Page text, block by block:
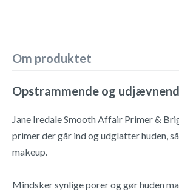
Om produktet
Opstrammende og
Jane Iredale Smooth Affair Primer &
primer der går ind og udglatter huden,
makeup.
Mindsker synlige porer og gør huden